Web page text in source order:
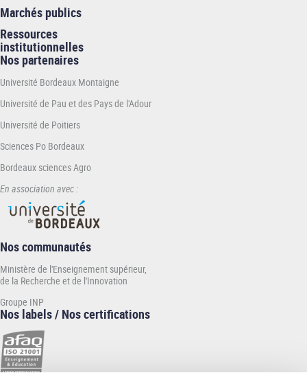
Marchés publics
Ressources
institutionnelles
Nos partenaires
Université Bordeaux Montaigne
Université de Pau et des Pays de l'Adour
Université de Poitiers
Sciences Po Bordeaux
Bordeaux sciences Agro
En association avec :
Nos communautés
Ministère de l'Enseignement supérieur,
de la Recherche et de l'Innovation
Groupe INP
Nos labels / Nos certifications